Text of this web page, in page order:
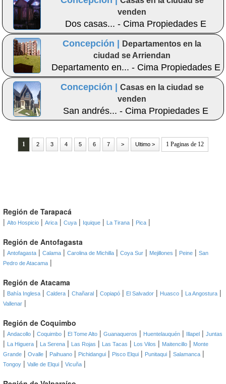
venden
Dos casas... - Cima Propiedades E
Inmobiliaria
Concepción |
Departamentos en la
ciudad se Arriendan
Departamento en... - Cima Propiedades E
Inmobiliaria
Concepción |
Casas en la ciudad se
venden
San andrés... - Cima Propiedades E
Inmobiliaria
1 2 3 4 5 6 7 > Ultimo > 1 Paginas de 12
Región de Tarapacá
| Alto Hospicio | Arica | Cuya | Iquique | La Tirana | Pica |
Región de Antofagasta
| Antofagasta | Calama | Carolina de Michilla | Coya Sur | Mejillones | Peine | San
Pedro de Atacama |
Región de Atacama
| Bahía Inglesa | Caldera | Chañaral | Copiapó | El Salvador | Huasco | La Angostura |
Vallenar |
Región de Coquimbo
| Andacollo | Coquimbo | El Tome Alto | Guanaqueros | Huentelauquén | Illapel | Juntas
| La Higuera | La Serena | Las Rojas | Las Tacas | Los Vilos | Maitencillo | Monte
Grande | Ovalle | Paihuano | Pichidangui | Pisco Elqui | Punitaqui | Salamanca |
Tongoy | Valle de Elqui | Vicuña |